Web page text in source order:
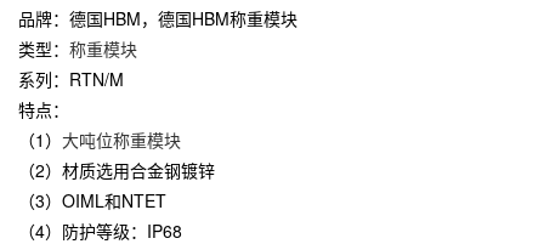
品牌：德国HBM，德国HBM称重模块
类型： 称重模块
系列：RTN/M
特点：
（1） 大吨位称重模块
（2）材质选用合金钢镀锌
（3）OIML和NTET
（4）防护等级：IP68